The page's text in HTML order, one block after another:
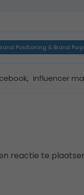
Positioning & Brand
, influencer
reactie te